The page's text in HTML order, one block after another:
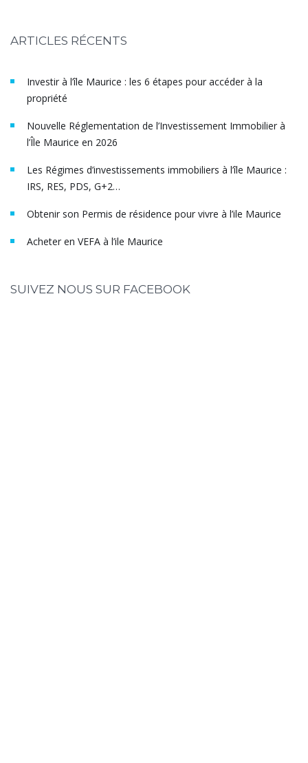
ARTICLES RÉCENTS
Investir à l’île Maurice : les 6 étapes pour accéder à la
propriété
Nouvelle Réglementation de l’Investissement Immobilier à
l’Île Maurice en 2026
Les Régimes d’investissements immobiliers à l’île Maurice :
IRS, RES, PDS, G+2…
Obtenir son Permis de résidence pour vivre à l’ile Maurice
Acheter en VEFA à l’ile Maurice
SUIVEZ NOUS SUR FACEBOOK